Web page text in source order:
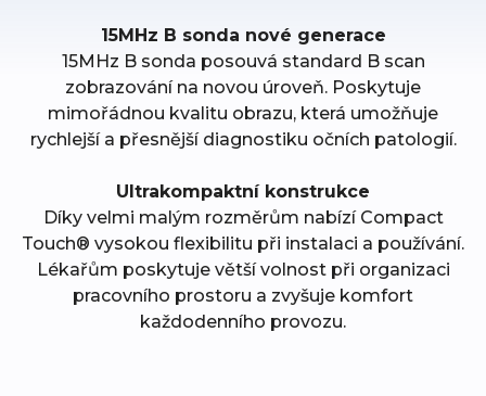
15MHz B sonda nové generace
15MHz B sonda posouvá standard B scan
zobrazování na novou úroveň. Poskytuje
mimořádnou kvalitu obrazu, která umožňuje
rychlejší a přesnější diagnostiku očních patologií.
Ultrakompaktní konstrukce
Díky velmi malým rozměrům nabízí Compact
Touch® vysokou flexibilitu při instalaci a používání.
Lékařům poskytuje větší volnost při organizaci
pracovního prostoru a zvyšuje komfort
každodenního provozu.